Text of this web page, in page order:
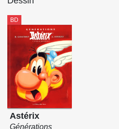
BD
Astérix
Générations